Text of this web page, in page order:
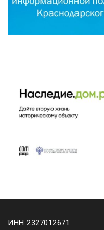
ИНН 2327012671